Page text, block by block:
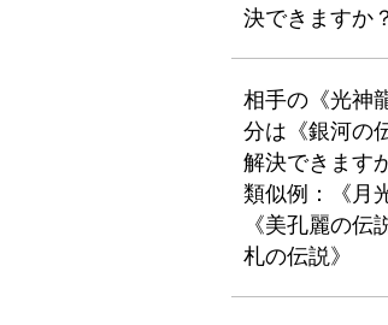
決できますか？
相手の《光神
分は《銀河の
解決できます
類似例：《月
《美孔麗の
札の伝説》